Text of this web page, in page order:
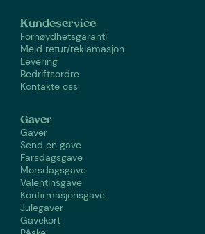
Kundeservice
Fornøydhetsgaranti
Meld retur/reklamasjon
Levering
Bedriftsordre
Kontakte oss
Gaver
Gaver
Send en gave
Farsdagsgave
Morsdagsgave
Valentinsgave
Konfirmasjonsgave
Julegaver
Gavekort